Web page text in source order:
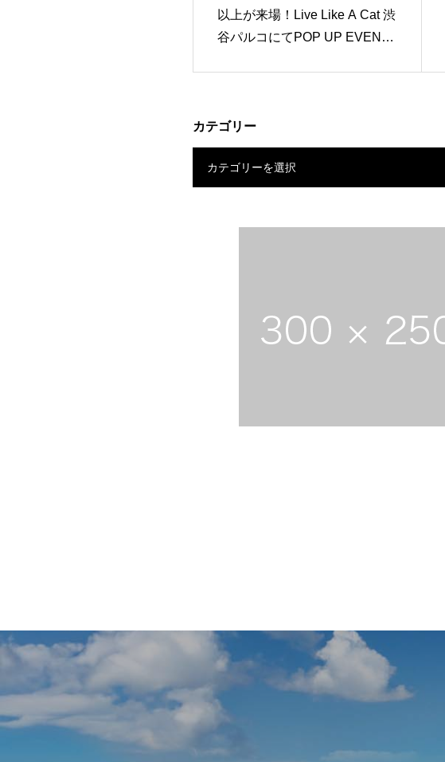
以上が来場！Live Like A Cat 渋
谷パルコにてPOP UP EVENT
カテゴリー
カテゴリーを選択